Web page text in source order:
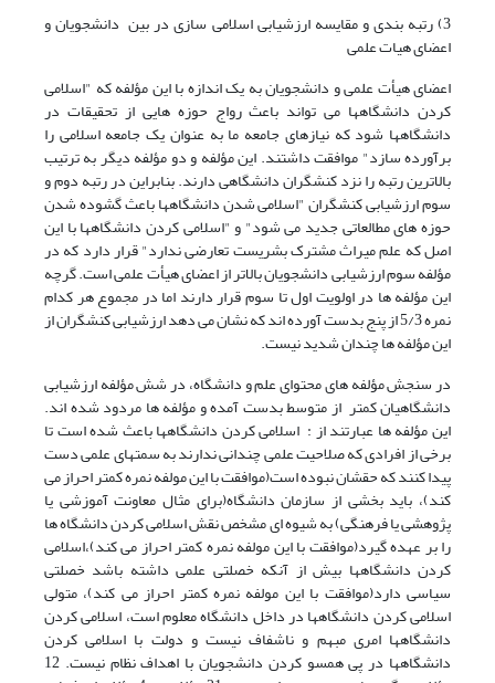
3) رتبه بندی و مقایسه ارزشیابی اسلامی سازی در بین دانشجویان و
اعضای هیات علمی
اعضای هیأت علمی و دانشجویان به یک اندازه با این مؤلفه که "اسلامی
کردن دانشگاهها می تواند باعث رواج حوزه هایی از تحقیقات در
دانشگاهها شود که نیازهای جامعه ما به عنوان یک جامعه اسلامی را
برآورده سازد" موافقت داشتند. این مؤلفه و دو مؤلفه دیگر به ترتیب
بالاترین رتبه را نزد کنشگران دانشگاهی دارند. بنابراین در رتبه دوم و
سوم ارزشیابی کنشگران "اسلامی شدن دانشگاهها باعث گشوده شدن
حوزه های مطالعاتی جدید می شود" و "اسلامی کردن دانشگاهها با این
اصل که علم میراث مشترک بشریست تعارضی ندارد" قرار دارد که در
مؤلفه سوم ارزشیابی دانشجویان بالاتر از اعضای هیأت علمی است. گرچه
این مؤلفه ها در اولویت اول تا سوم قرار دارند اما در مجموع هر کدام
نمره 5/3 از پنج بدست آورده اند که نشان می دهد ارزشیابی کنشگران از
این مؤلفه ها چندان شدید نیست.
در سنجش مؤلفه های محتوای علم و دانشگاه، در شش مؤلفه ارزشیابی
دانشگاهیان کمتر از متوسط بدست آمده و مؤلفه ها مردود شده اند.
این مؤلفه ها عبارتند از : اسلامی کردن دانشگاهها باعث شده است تا
برخی از افرادی که صلاحیت علمی چندانی ندارند به سمتهای علمی دست
پیدا کنند که حقشان نبوده است(موافقت با این مولفه نمره کمتر احراز می
کند)، باید بخشی از سازمان دانشگاه(برای مثال معاونت آموزشی یا
پژوهشی یا فرهنگی) به شیوه ای مشخص نقش اسلامی کردن دانشگاه ها
را بر عهده گیرد(موافقت با این مولفه نمره کمتر احراز می کند)،اسلامی
کردن دانشگاهها بیش از آنکه خصلتی علمی داشته باشد خصلتی
سیاسی دارد(موافقت با این مولفه نمره کمتر احراز می کند)، متولی
اسلامی کردن دانشگاهها در داخل دانشگاه معلوم است، اسلامی کردن
دانشگاهها امری مبهم و ناشفاف نیست و دولت با اسلامی کردن
دانشگاهها در پی همسو کردن دانشجویان با اهداف نظام نیست. 12